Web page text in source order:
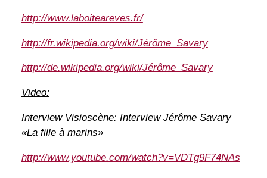
http://www.laboiteareves.fr/
http://fr.wikipedia.org/wiki/Jérôme_Savary
http://de.wikipedia.org/wiki/Jérôme_Savary
Video:
Interview Visioscène: Interview Jérôme Savary
«La fille à marins»
http://www.youtube.com/watch?v=VDTg9F74NAs